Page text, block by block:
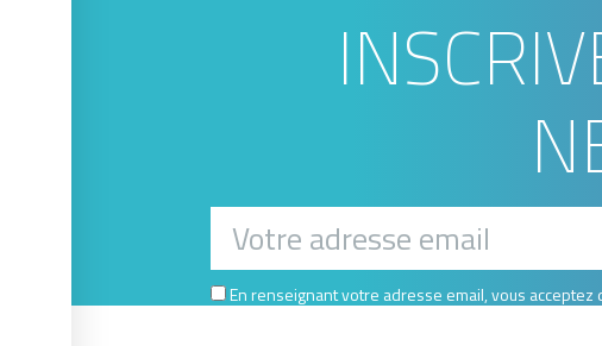
En renseignant votre adresse email, vous